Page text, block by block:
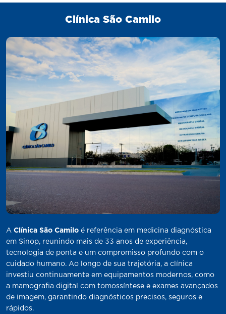
Clínica São Camilo
A Clínica São Camilo é referência em medicina diagnóstica
em Sinop, reunindo mais de 33 anos de experiência,
tecnologia de ponta e um compromisso profundo com o
cuidado humano. Ao longo de sua trajetória, a clínica
investiu continuamente em equipamentos modernos, como
a mamografia digital com tomossíntese e exames avançados
de imagem, garantindo diagnósticos precisos, seguros e
rápidos.